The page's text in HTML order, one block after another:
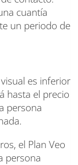
cuantía
un periodo de
es inferior
hasta el precio
persona
el Plan Veo
persona